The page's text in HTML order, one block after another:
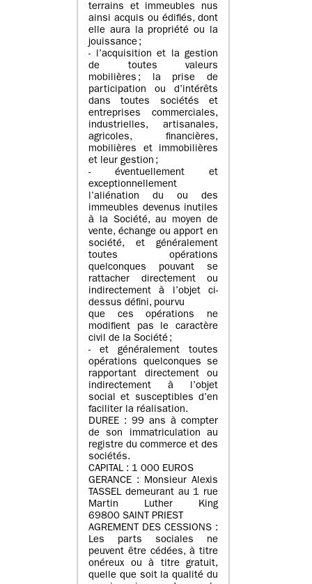
terrains et immeubles nus
ainsi acquis ou édifiés, dont
elle aura la propriété ou la
jouissance ;
- l’acquisition et la gestion
de toutes valeurs
mobilières ; la prise de
participation ou d’intérêts
dans toutes sociétés et
entreprises commerciales,
industrielles, artisanales,
agricoles, financières,
mobilières et immobilières
et leur gestion ;
- éventuellement et
exceptionnellement
l’aliénation du ou des
immeubles devenus inutiles
à la Société, au moyen de
vente, échange ou apport en
société, et généralement
toutes opérations
quelconques pouvant se
rattacher directement ou
indirectement à l’objet ci-
dessus défini, pourvu
que ces opérations ne
modifient pas le caractère
civil de la Société ;
- et généralement toutes
opérations quelconques se
rapportant directement ou
indirectement à l’objet
social et susceptibles d’en
faciliter la réalisation.
DUREE : 99 ans à compter
de son immatriculation au
registre du commerce et des
sociétés.
CAPITAL : 1 000 EUROS
GERANCE : Monsieur Alexis
TASSEL demeurant au 1 rue
Martin Luther King
69800 SAINT PRIEST
AGREMENT DES CESSIONS :
Les parts sociales ne
peuvent être cédées, à titre
onéreux ou à titre gratuit,
quelle que soit la qualité du